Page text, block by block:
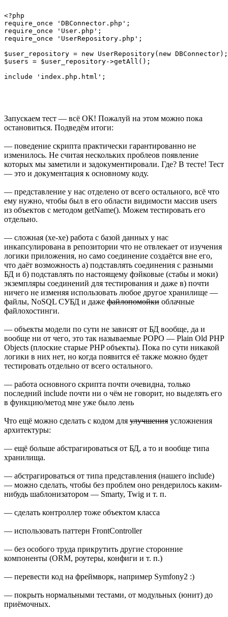
<?php
require_once 'DBConnector.php';
require_once 'User.php';
require_once 'UserRepository.php';
$user_repository = new UserRepository(new DBConnector);
$users = $user_repository->getAll();
Запускаем тест — всё ОК! Пожалуй на этом можно пока
остановиться. Подведём итоги:
— поведение скрипта практически гарантированно не
изменилось. Не считая нескольких проблеов появление
которых мы заметили и задокументировали. Где? В тесте! Тест
— это и документация к основному коду.
— представление у нас отделено от всего остального, всё что
ему нужно, чтобы был в его области видимости массив users
из объектов с методом getName(). Можем тестировать его
отдельно.
— сложная (хе-хе) работа с базой данных у нас
инкапсулирована в репозитории что не отвлекает от изучения
логики приложения, но само соединение создаётся вне его,
что даёт возможность а) подставлять соединения с разными
БД и б) подставлять по настоящему фэйковые (стабы и моки)
экземпляры соединений для тестирования и даже в) почти
ничего не изменяя использовать любое другое хранилище —
файлы, NoSQL СУБД и даже файлопомойки облачные
файлохостинги.
— объекты модели по сути не зависят от БД вообще, да и
вообще ни от чего, это так называемые POPO — Plain Old PHP
Objects (плоские старые PHP объекты). Пока по сути никакой
логики в них нет, но когда появится её также можно будет
тестировать отдельно от всего остального.
— работа основного скрипта почти очевидна, только
последний include почти ни о чём не говорит, но выделять его
в функцию/метод мне уже было лень
Что ещё можно сделать с кодом для улучшения усложнения
архитектуры:
— ещё больше абстрагироваться от БД, а то и вообще типа
хранилища.
— абстрагироваться от типа представления (нашего include)
— можно сделать, чтобы без проблем оно рендерилось каким-
нибудь шаблонизатором — Smarty, Twig и т. п.
— сделать контроллер тоже объектом класса
— использовать паттерн FrontController
— без особого труда прикрутить другие сторонние
компоненты (ORM, роутеры, конфиги и т. п.)
— перевести код на фреймворк, например Symfony2 :)
— покрыть нормальными тестами, от модульных (юнит) до
приёмочных.